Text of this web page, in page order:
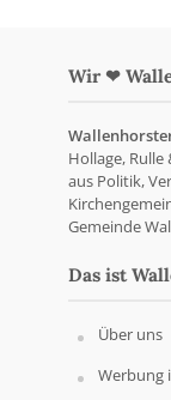
Wir ❤
Hollage,
aus Politik,
Gemeinde
Das ist
Über uns
Werbung